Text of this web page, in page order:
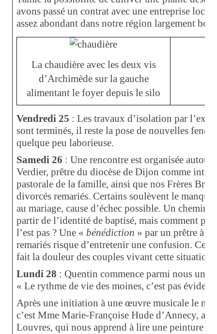
avons passé un contrat avec une entreprise
assez abondant dans notre région largement
La chaudière avec les deux vis
d’Archimède sur la gauche
alimentant le foyer depuis le silo
Le
Vendredi 25 : Les travaux d’isolation par
sont terminés, il reste la pose de nouvelles
quelque peu laborieuse.
Samedi 26 : Une rencontre est organisée autour
Verdier, prêtre du diocèse de Dijon comme
pastorale de la famille, ainsi que nos Frères
divorcés remariés. Certains soulèvent le
au mariage, cause d’échec possible. Un chemin
partir de l’identité de baptisé, mais comment
l’est pas ? Une « bénédiction » par un prêtre à
remariés risque d’entretenir une confusion.
fait la douleur des couples vivant cette situation.
Lundi 28 : Quentin commence parmi nous un
« Le rythme de vie des moines, c’est pas
Après une initiation à une œuvre musicale le
c’est Mme Marie-Françoise Hude d’Annecy,
Louvres, qui nous apprend à lire une peinture à